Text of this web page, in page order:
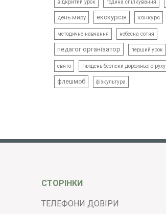
відкритий урок година спілкування
день миру екскурсія конкурс
методичне навчання небесна сотня
педагог організатор перший урок
свято тиждень безпеки дорожнього руху
флешмоб фізкультура
СТОРІНКИ
ТЕЛЕФОНИ ДОВІРИ